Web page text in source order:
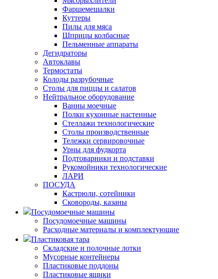
Фаршемешалки
Куттеры
Пилы для мяса
Шприцы колбасные
Пельменные аппараты
Дегидраторы
Автоклавы
Термостаты
Колоды разрубочные
Столы для пиццы и салатов
Нейтральное оборудование
Ванны моечные
Полки кухонные настенные
Стеллажи технологические
Столы производственные
Тележки сервировочные
Урны для фудкорта
Подтоварники и подставки
Рукомойники технологические
ЛАРИ
ПОСУДА
Кастрюли, сотейники
Сковороды, казаны
Посудомоечные машины
Посудомоечные машины
Расходные материалы и комплектующие
Пластиковая тара
Складские и полочные лотки
Мусорные контейнеры
Пластиковые поддоны
Пластиковые ящики